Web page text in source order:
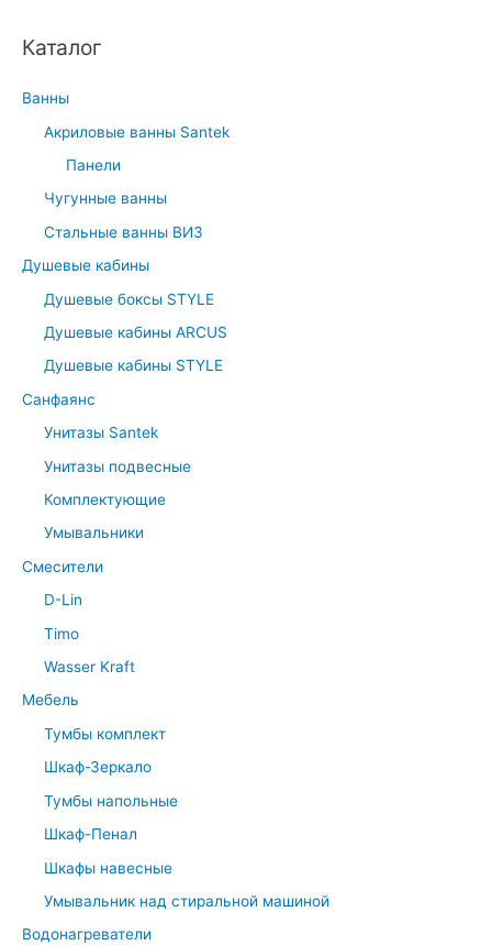
Каталог
Ванны
Акриловые ванны Santek
Панели
Чугунные ванны
Стальные ванны ВИЗ
Душевые кабины
Душевые боксы STYLE
Душевые кабины ARCUS
Душевые кабины STYLE
Санфаянс
Унитазы Santek
Унитазы подвесные
Комплектующие
Умывальники
Смесители
D-Lin
Timo
Wasser Kraft
Мебель
Тумбы комплект
Шкаф-Зеркало
Тумбы напольные
Шкаф-Пенал
Шкафы навесные
Умывальник над стиральной машиной
Водонагреватели